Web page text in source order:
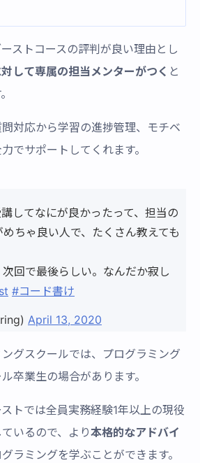
ストコースの評判が良い理由とし
して専属の担当メンターがつく と
対応から学習の進捗管理、モチベ
でサポートしてくれます。
してなにが良かったって、担当の
ちゃ良い人で、たくさん教えても
回で最後らしい。なんだか寂し
#コード書け
April 13, 2020
グスクールでは、プログラミング
卒業生の場合があります。
トでは全員実務経験1年以上の現役
いるので、より本格的なアドバイ
ラミングを学ぶことができます。